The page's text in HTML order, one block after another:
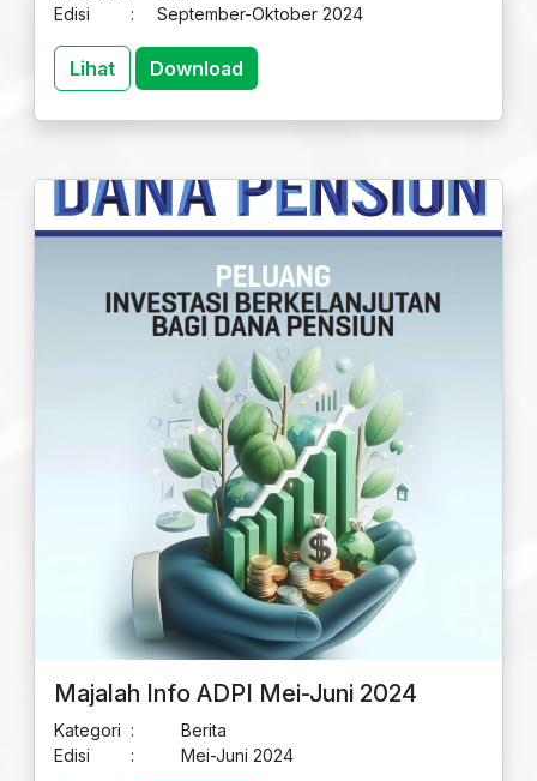
Edisi
: September-Oktober 2024
Lihat Download
Majalah Info ADPI Mei-Juni 2024
Kategori :
Berita
Edisi
: Mei-Juni 2024